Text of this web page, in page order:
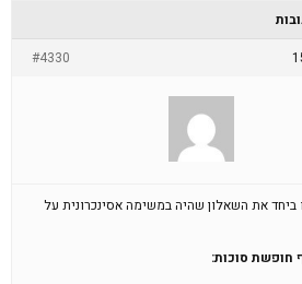
#4330
את השאלון שהיה במשימה אסינכרונית על
חופשת סוכות: